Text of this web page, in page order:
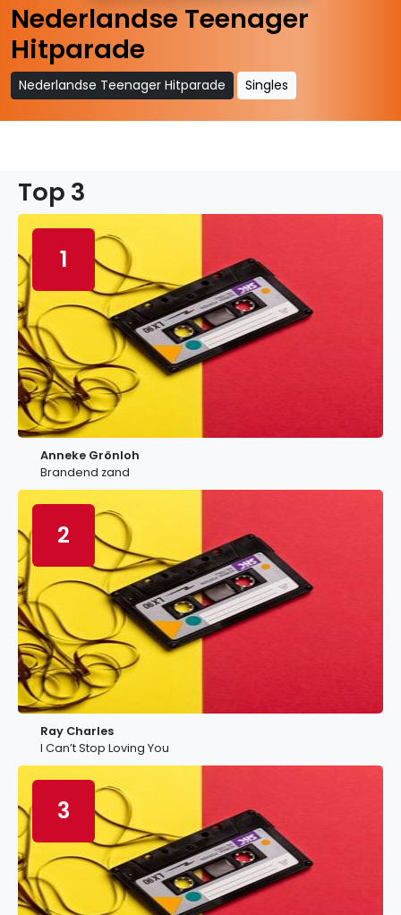
Nederlandse Teenager
Hitparade
Nederlandse Teenager Hitparade Singles
Top 3
1
Anneke Grönloh
Brandend zand
2
Ray Charles
I Can’t Stop Loving You
3